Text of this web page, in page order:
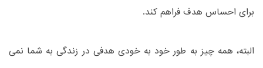
برای احساس هدف فراهم کند.
البته، همه چیز به طور خود به خودی هدفی در زندگی به شما نمی